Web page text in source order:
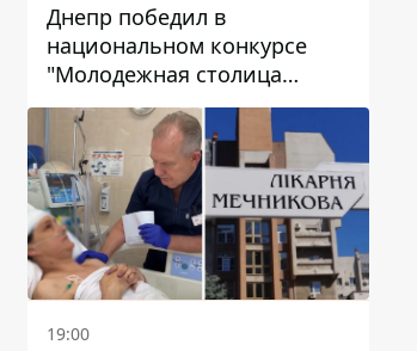
Днепр победил в
национальном конкурсе
"Молодежная столица
Украины – 2026"
19:00